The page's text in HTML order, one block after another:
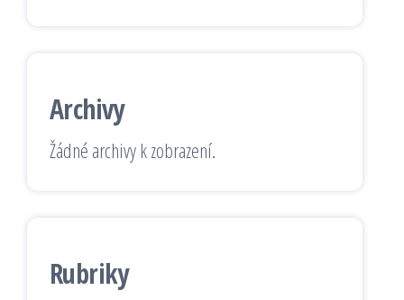
Archivy
Žádné archivy k zobrazení.
Rubriky